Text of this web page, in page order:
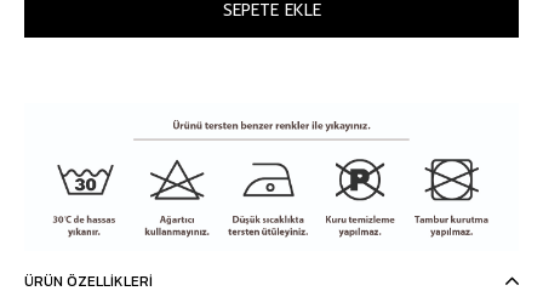
ÜRÜN ÖZELLIKLERI